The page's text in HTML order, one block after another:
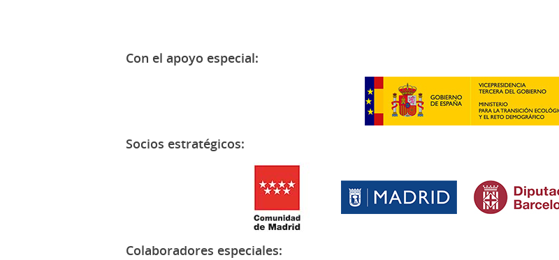
Con el apoyo especial:
Socios estratégicos:
Colaboradores especiales: